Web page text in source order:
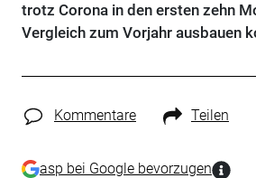
trotz Corona in den ersten zehn
Vergleich zum Vorjahr ausbauen
Kommentare Teilen
asp bei Google bevorzugen